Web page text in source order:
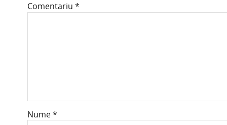
Comentariu *
Nume*